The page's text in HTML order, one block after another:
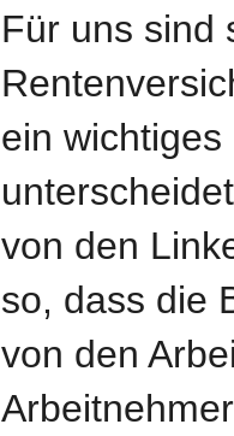
Für uns sind
ein
von den
so, dass die
von den